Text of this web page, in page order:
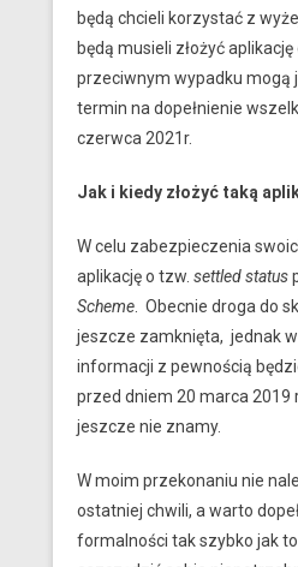
będą chcieli korzystać z
będą musieli złożyć aplikację
przeciwnym wypadku mogą
termin na dopełnienie
czerwca 2021r.
Jak i kiedy złożyć taką
W celu zabezpieczenia
aplikację o tzw. settled status
Scheme . Obecnie droga do
jeszcze zamknięta, jednak
informacji z pewnością
przed dniem 20 marca 2019
jeszcze nie znamy.
W moim przekonaniu nie
ostatniej chwili, a warto
formalności tak szybko jak